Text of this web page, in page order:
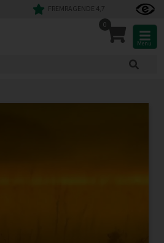
FREMRAGENDE 4,7
0
Menu